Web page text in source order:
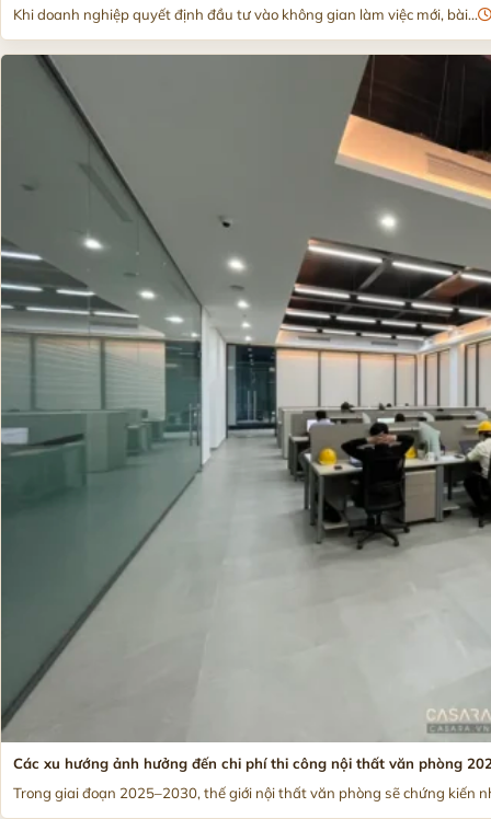
Khi doanh nghiệp quyết định đầu tư vào không gian làm việc mới, bài...
Các xu hướng ảnh hưởng đến chi phí thi công nội thất văn phòng
Trong giai đoạn 2025–2030, thế giới nội thất văn phòng sẽ chứng kiến